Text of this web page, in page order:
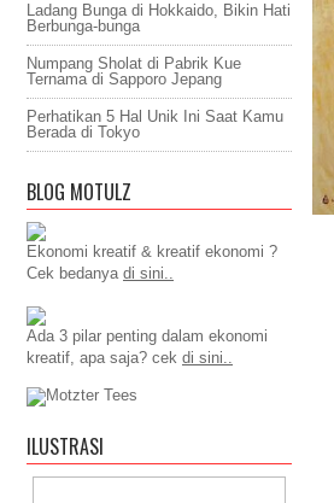
Ladang Bunga di Hokkaido, Bikin Hati
Berbunga-bunga
Numpang Sholat di Pabrik Kue
Ternama di Sapporo Jepang
Perhatikan 5 Hal Unik Ini Saat Kamu
Berada di Tokyo
BLOG MOTULZ
Ekonomi kreatif & kreatif ekonomi ?
Cek bedanya di sini..
Ada 3 pilar penting dalam ekonomi
kreatif, apa saja? cek di sini..
ILUSTRASI